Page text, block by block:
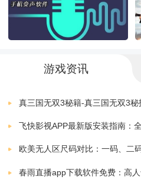
慧来解开谜题，才能继续前
战性，也增加了游戏的趣味
世界探索：游戏中的宇宙世
备。
敌人，分享资源和装备，甚
崩坏星穹铁道云游戏
153.82 MB
153.82 MB
崩坏星穹铁道台服
崩坏星穹铁道韩服
游戏资讯